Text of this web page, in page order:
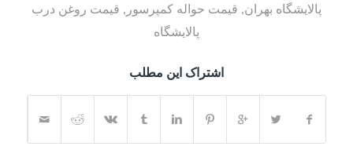
پالایشگاه بهران, قیمت حواله کمپرسور , قیمت روغن درب
پالایشگاه
اشتراک این مطلب